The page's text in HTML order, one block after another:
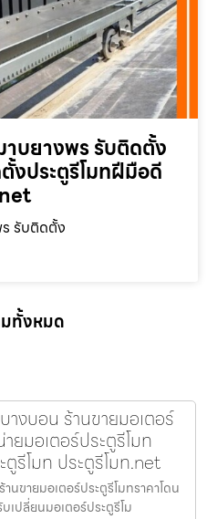
าบยางพร รับติดตั้ง
งประตูรีโมทฝีมือดี
รับติดตั้ง
ทั้งหมด
างบอน ร้านขายมอเตอร์
ายมอเตอร์ประตูรีโมท
รีโมท ประตูรีโมท.net
นขายมอเตอร์ประตูรีโมทราคาโดน
เปลี่ยนมอเตอร์ประตูรีโม